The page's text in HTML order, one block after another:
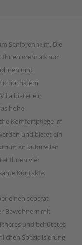
Seniorenheim. Die
Ihnen mehr als nur
und
höchstem
bietet ein
hohe
Komfortpflege im
und bietet ein
an kulturellen
Ihnen viel
Kontakte.
einen separat
Bewohnern mit
und behütetes
Spezialisierung